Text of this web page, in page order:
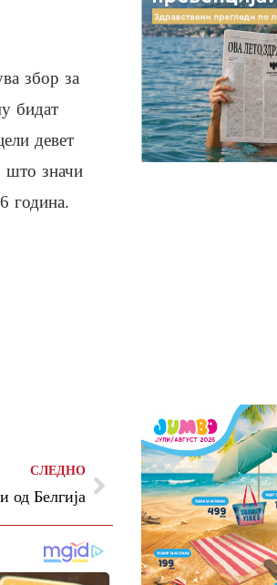
збор за
бидат
девет
што значи
година.
СЛЕДНО
од Белгија